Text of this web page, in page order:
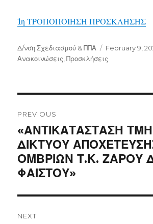
1η ΤΡΟΠΟΠΟΙΗΣΗ ΠΡΟΣΚΛΗΣΗΣ
Author
Δ/νση Σχεδιασμού & ΠΠΑ
Posted
on
February 9,
Ανακοινώσεις ,Προσκλήσεις
navigation
PREVIOUS
Previous
post:
«ΑΝΤΙΚΑΤΑΣΤΑΣΗ
ΔΙΚΤΥΟΥ
ΟΜΒΡΙΩΝ Τ.Κ. ΖΑΡΟΥ
ΦΑΙΣΤΟΥ»
NEXT